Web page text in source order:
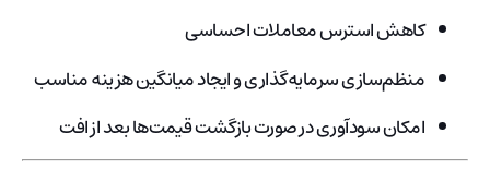
کاهش استرس معاملات احساسی
منظم‌سازی سرمایه‌گذاری و ایجاد میانگین هزینه مناسب
امکان سودآوری در صورت بازگشت قیمت‌ها بعد از افت